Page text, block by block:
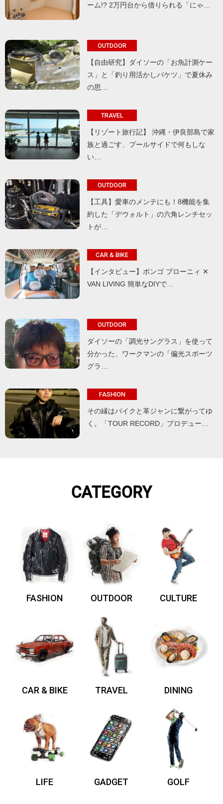
ーム!? 2万円台から借りられる「にゃ…
OUTDOOR
【自由研究】ダイソーの「お魚計測ケー
ス」と「釣り用活かしバケツ」で夏休み
の思…
TRAVEL
【リゾート旅行記】 沖縄・伊良部島で家
族と過ごす、プールサイドで何もしな
い…
OUTDOOR
【工具】愛車のメンテにも！8機能を集
約した「デウォルト」の六角レンチセッ
トが…
CAR & BIKE
【インタビュー】ボンゴ ブローニィ ✕
VAN LIVING 簡単なDIYで…
OUTDOOR
ダイソーの「調光サングラス」を使って
分かった、ワークマンの「偏光スポーツ
グラ…
FASHION
その縁はバイクと革ジャンに繋がってゆ
く。「TOUR RECORD」プロデュー…
CATEGORY
FASHION OUTDOOR CULTURE
CAR & BIKE TRAVEL DINING
LIFE GADGET GOLF